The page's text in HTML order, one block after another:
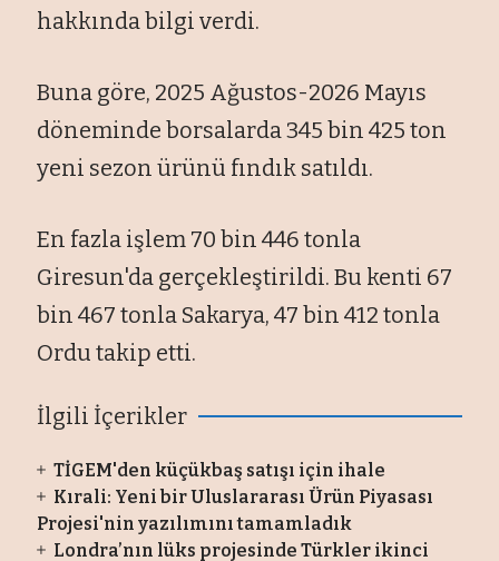
hakkında bilgi verdi.
Buna göre, 2025 Ağustos-2026 Mayıs
döneminde borsalarda 345 bin 425 ton
yeni sezon ürünü fındık satıldı.
En fazla işlem 70 bin 446 tonla
Giresun'da gerçekleştirildi. Bu kenti 67
bin 467 tonla Sakarya, 47 bin 412 tonla
Ordu takip etti.
İlgili İçerikler
TİGEM'den küçükbaş satışı için ihale
Kırali: Yeni bir Uluslararası Ürün Piyasası
Projesi'nin yazılımını tamamladık
Londra’nın lüks projesinde Türkler ikinci